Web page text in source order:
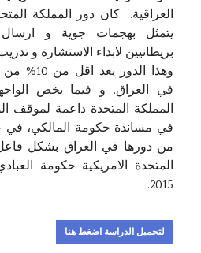
العراقية. كان دور المملكة
يتمثل بهجمات جوية و
بريطانيين لابداء الاستشارة و
وهذا
في العراق. و فيما يخص
المملكة المتحدة داعمة لموقف
في مساندة حكومة المالكي، في
من دورها في العراق بشكل
2015.
لتحميل الدراسة اضغط هنا